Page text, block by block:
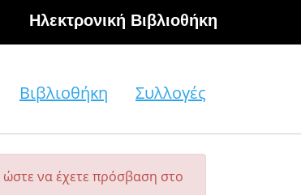
Hλεκτρονική Βιβλιοθήκη
Βιβλιοθήκη Συλλογές
να έχετε πρόσβαση στο